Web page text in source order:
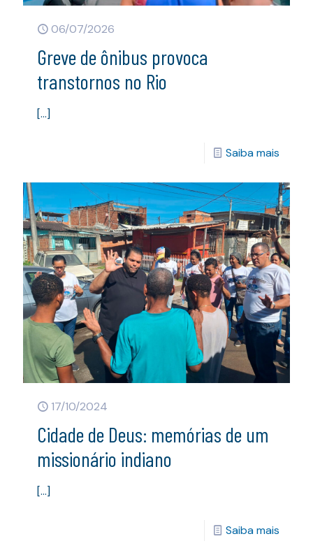
06/07/2026
Greve de ônibus provoca
transtornos no Rio
[…]
Saiba mais
17/10/2024
Cidade de Deus: memórias de um
missionário indiano
[…]
Saiba mais